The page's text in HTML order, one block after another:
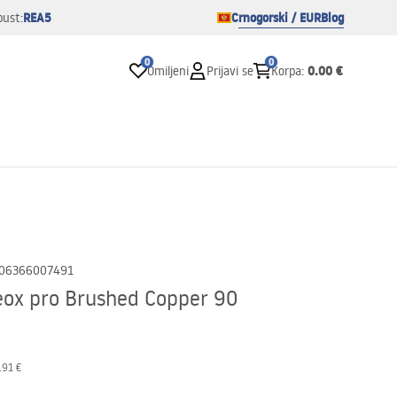
REA5 Crnogorski / EURBlog
0
Omiljeni Prijavi se
0
Korpa: 0.00 €
pro Brushed Copper 90
€